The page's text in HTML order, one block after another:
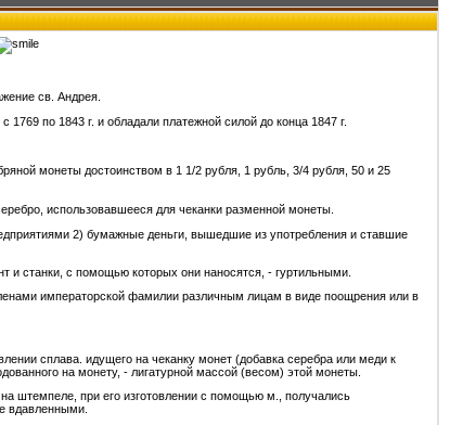
св. Андрея.
по 1843 г. и обладали платежной силой до конца 1847 г.
монеты достоинством в 1 1/2 рубля, 1 рубль, 3/4 рубля, 50 и 25
использовавшееся для чеканки разменной монеты.
2) бумажные деньги, вышедшие из употребления и ставшие
и станки, с помощью которых они наносятся, - гуртильными.
императорской фамилии различным лицам в виде поощрения или в
сплава. идущего на чеканку монет (добавка серебра или меди к
на монету, - лигатурной массой (весом) этой монеты.
штемпеле, при его изготовлении с помощью м., получались
вдавленными.